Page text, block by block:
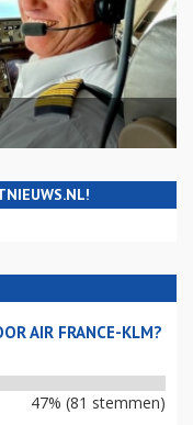
AIR FRANCE-KLM?
47% (81 stemmen)